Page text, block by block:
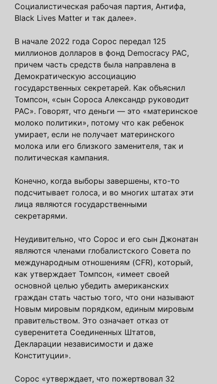
Социалистическая рабочая партия, Антифа,
Black Lives Matter и так далее».
В начале 2022 года Сорос передал 125
миллионов долларов в фонд Democracy PAC,
причем часть средств была направлена в
Демократическую ассоциацию
государственных секретарей. Как объяснил
Томпсон, «сын Сороса Александр руководит
PAC». Говорят, что деньги — это «материнское
молоко политики», потому что как ребенок
умирает, если не получает материнского
молока или его близкого заменителя, так и
политическая кампания.
Конечно, когда выборы завершены, кто-то
подсчитывает голоса, и во многих штатах эти
лица являются государственными
секретарями.
Неудивительно, что Сорос и его сын Джонатан
являются членами глобалистского Совета по
международным отношениям (CFR), который,
как утверждает Томпсон, «имеет своей
основной целью убедить американских
граждан стать частью того, что они называют
Новым мировым порядком, единым мировым
правительством. Это означает отказ от
суверенитета Соединенных Штатов,
Декларации независимости и даже
Конституции».
Сорос «утверждает, что пожертвовал 32